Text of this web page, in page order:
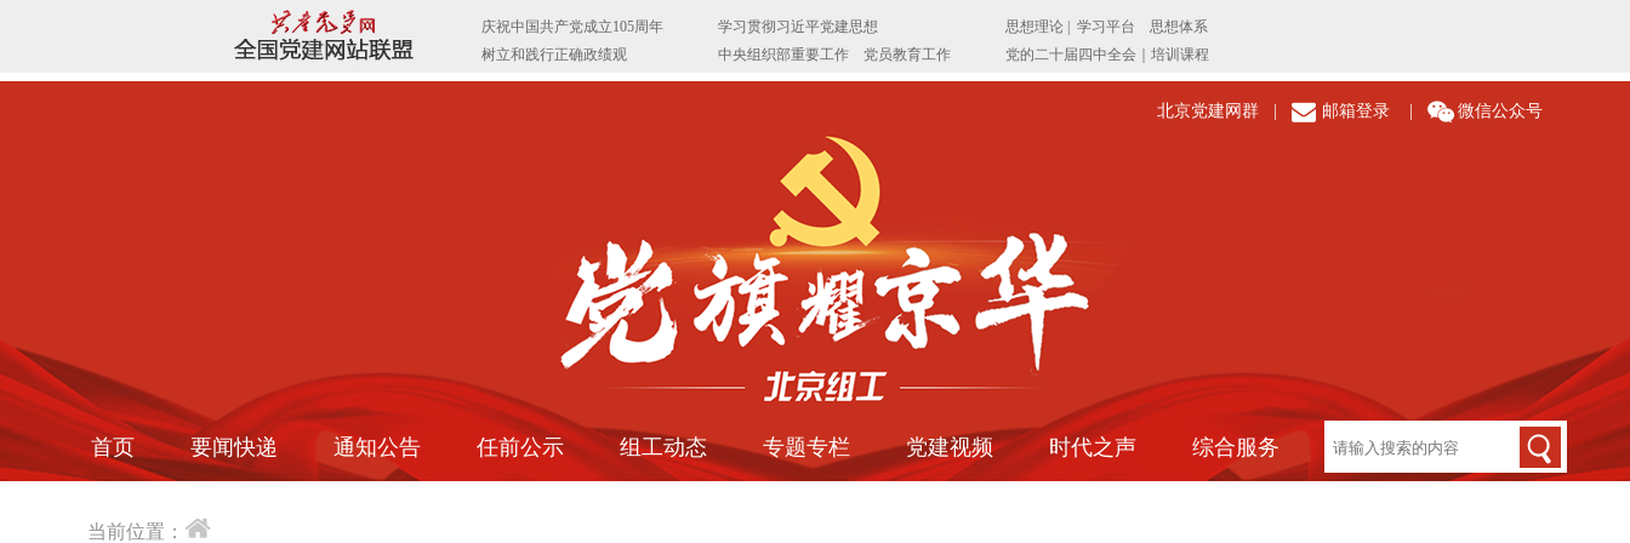
北京党建网群 邮箱登录 微信公众号
首页 要闻快递 通知公告 任前公示 组工动态 专题专栏 党建视频 时代之声 综合服务
当前位置：